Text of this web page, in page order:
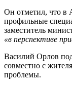
Он отметил, что в
профильные
заместитель
«в перспективе
Василий Орлов
совместно с
проблемы.